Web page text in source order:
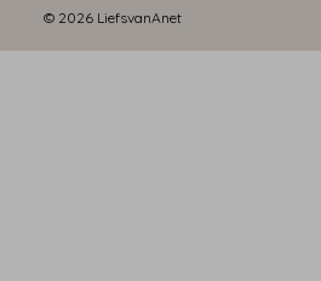
© 2026 LiefsvanAnet